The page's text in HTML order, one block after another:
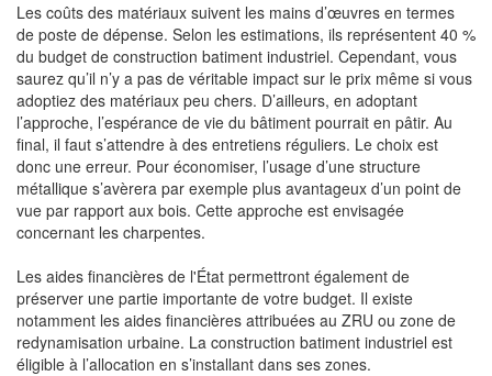
Les coûts des matériaux suivent les mains d’œuvres en termes
de poste de dépense. Selon les estimations, ils représentent 40 %
du budget de construction batiment industriel. Cependant, vous
saurez qu’il n’y a pas de véritable impact sur le prix même si vous
adoptiez des matériaux peu chers. D’ailleurs, en adoptant
l’approche, l’espérance de vie du bâtiment pourrait en pâtir. Au
final, il faut s’attendre à des entretiens réguliers. Le choix est
donc une erreur. Pour économiser, l’usage d’une structure
métallique s’avèrera par exemple plus avantageux d’un point de
vue par rapport aux bois. Cette approche est envisagée
concernant les charpentes.
Les aides financières de l'État permettront également de
préserver une partie importante de votre budget. Il existe
notamment les aides financières attribuées au ZRU ou zone de
redynamisation urbaine. La construction batiment industriel est
éligible à l’allocation en s’installant dans ses zones.